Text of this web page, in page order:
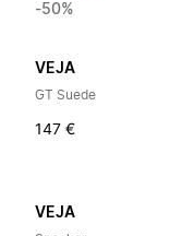
-50%
VEJA
GT Suede
147 €
VEJA